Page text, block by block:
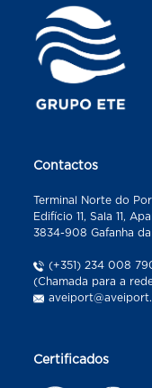
Contactos
Terminal Norte do
Edifício 11, Sala 11,
3834-908 Gafanha
(+351) 234 008
(Chamada para a
Certificados